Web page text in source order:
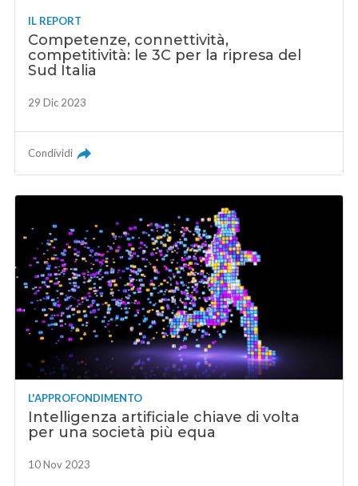
IL REPORT
Competenze, connettività,
competitività: le 3C per la ripresa del
Sud Italia
29 Dic 2023
Condividi
L'APPROFONDIMENTO
Intelligenza artificiale chiave di volta
per una società più equa
10 Nov 2023